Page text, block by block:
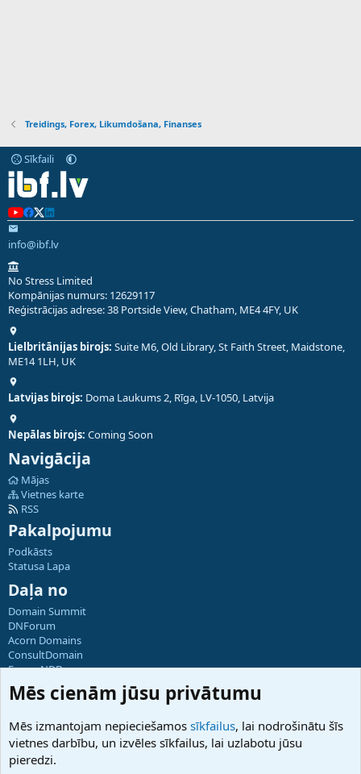
Treidings, Forex, Likumdošana, Finanses
Sīkfaili
info@ibf.lv
No Stress Limited
Kompānijas numurs: 12629117
Reģistrācijas adrese: 38 Portside View, Chatham, ME4 4FY, UK
Lielbritānijas birojs: Suite M6, Old Library, St Faith Street, Maidstone,
ME14 1LH, UK
Latvijas birojs: Doma Laukums 2, Rīga, LV-1050, Latvija
Nepālas birojs: Coming Soon
Navigācija
Mājas
Vietnes karte
RSS
Pakalpojumu
Podkāsts
Statusa Lapa
Daļa no
Domain Summit
DNForum
Acorn Domains
ConsultDomain
ForumNDD
Domainforum.ro
27.be
Hostmaria
Atbalsts
Mēs cienām jūsu privātumu
Mēs izmantojam nepieciešamos sīkfailus, lai nodrošinātu šīs
vietnes darbību, un izvēles sīkfailus, lai uzlabotu jūsu
pieredzi.